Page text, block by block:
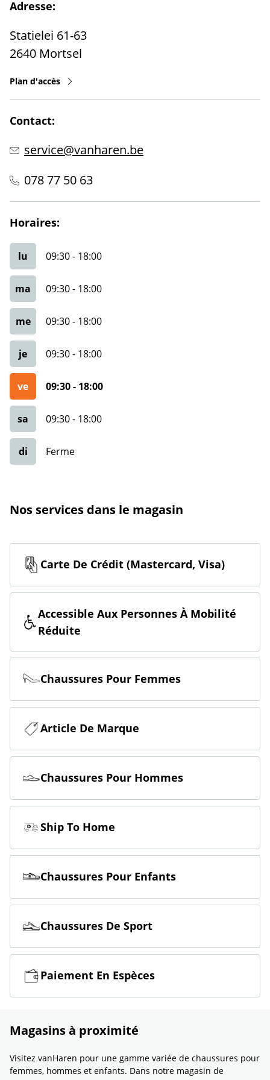
Adresse:
Statielei 61-63
2640 Mortsel
Plan d'accès
Contact:
service@vanharen.be
078 77 50 63
Horaires:
lu 09:30- 18:00
ma 09:30- 18:00
me 09:30- 18:00
je 09:30- 18:00
ve 09:30- 18:00
sa 09:30- 18:00
di Ferme
Nos services dans le magasin
Carte De Crédit (Mastercard, Visa)
Accessible Aux Personnes À Mobilité
Réduite
Chaussures Pour Femmes
Article De Marque
Chaussures Pour Hommes
Ship To Home
Chaussures Pour Enfants
Chaussures De Sport
Paiement En Espèces
Magasins à proximité
Visitez vanHaren pour une gamme variée de chaussures pour
femmes, hommes et enfants. Dans notre magasin de